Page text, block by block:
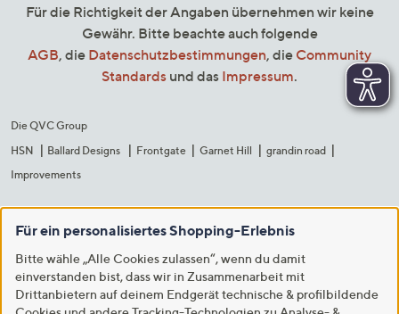
Für die Richtigkeit der Angaben übernehmen wir keine
Gewähr. Bitte beachte auch folgende
AGB, die Datenschutzbestimmungen, die Community
Standards und das Impressum.
Die QVC Group
HSN
Ballard Designs Frontgate Garnet Hill
grandin road
Improvements
Für ein personalisiertes Shopping-Erlebnis
Bitte wähle „Alle Cookies zulassen“, wenn du damit
einverstanden bist, dass wir in Zusammenarbeit mit
Drittanbietern auf deinem Endgerät technische & profilbildende